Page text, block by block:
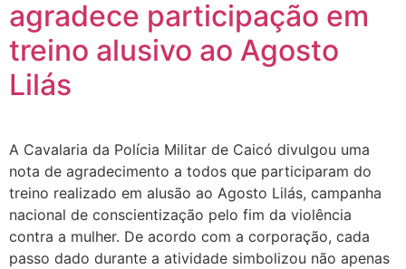
agradece participação em
treino alusivo ao Agosto
Lilás
A Cavalaria da Polícia Militar de Caicó divulgou uma
nota de agradecimento a todos que participaram do
treino realizado em alusão ao Agosto Lilás, campanha
nacional de conscientização pelo fim da violência
contra a mulher. De acordo com a corporação, cada
passo dado durante a atividade simbolizou não apenas